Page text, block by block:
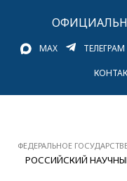
MAX ТЕЛЕГРАМ
ФЕДЕРАЛЬНОЕ
РОССИЙСКИЙ